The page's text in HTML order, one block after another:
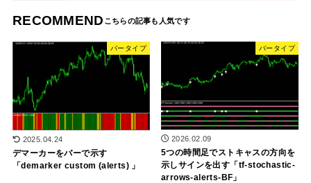
RECOMMEND
バータイプ
2025.04.24
デマーカーをバーで示す
「demarker custom (alerts) 」
バータイプ
2026.02.09
5つの時間足でストキャスの方向を
示しサインを出す「tf-stochastic-
arrows-alerts-BF」